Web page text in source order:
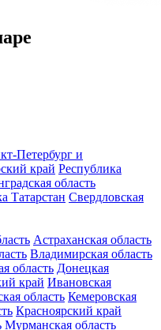
Петербург и
край Республика
область
Татарстан Свердловская
Астраханская область
Владимирская область
область Донецкая
край Ивановская
область Кемеровская
Красноярский край
Мурманская область